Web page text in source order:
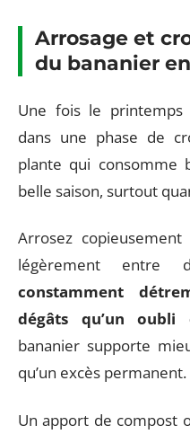
Arrosage et
du bananier
Une fois le
dans une phase de
plante qui consomme
belle saison, surtout
Arrosez
légèrement entre
constamment
dégâts qu’un oubli
bananier supporte
qu’un excès permanent.
Un apport de compost